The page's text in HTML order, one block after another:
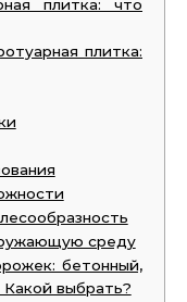
плитка: что
плитка:
среду
бетонный,
выбрать?